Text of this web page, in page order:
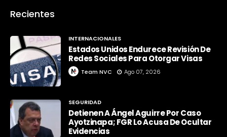
Recientes
INTERNACIONALES
Estados Unidos Endurece Revisión De
Redes Sociales Para Otorgar Visas
Team NVC Ago 07, 2026
SEGURIDAD
Detienen A Ángel Aguirre Por Caso
Ayotzinapa; FGR Lo Acusa De Ocultar
Evidencias